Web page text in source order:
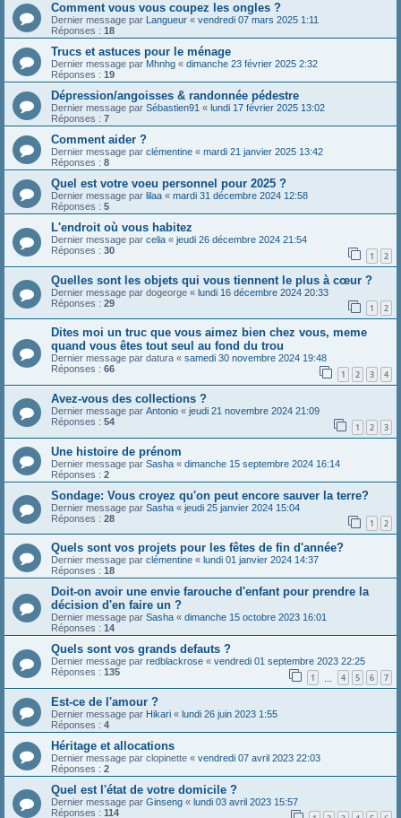
Comment vous vous coupez les ongles ?
Dernier message par Langueur « vendredi 07 mars 2025 1:11
Réponses : 18
Trucs et astuces pour le ménage
Dernier message par Mhnhg « dimanche 23 février 2025 2:32
Réponses : 19
Dépression/angoisses & randonnée pédestre
Dernier message par Sébastien91 « lundi 17 février 2025 13:02
Réponses : 7
Comment aider ?
Dernier message par clémentine « mardi 21 janvier 2025 13:42
Réponses : 8
Quel est votre voeu personnel pour 2025 ?
Dernier message par lilaa « mardi 31 décembre 2024 12:58
Réponses : 5
L'endroit où vous habitez
Dernier message par celia « jeudi 26 décembre 2024 21:54
Réponses : 30 1 2
Quelles sont les objets qui vous tiennent le plus à cœur ?
Dernier message par dogeorge « lundi 16 décembre 2024 20:33
Réponses : 29 1 2
Dites moi un truc que vous aimez bien chez vous, meme
quand vous êtes tout seul au fond du trou
Dernier message par datura « samedi 30 novembre 2024 19:48
Réponses : 66 1 2 3 4
Avez-vous des collections ?
Dernier message par Antonio « jeudi 21 novembre 2024 21:09
Réponses : 54 1 2 3
Une histoire de prénom
Dernier message par Sasha « dimanche 15 septembre 2024 16:14
Réponses : 2
Sondage: Vous croyez qu'on peut encore sauver la terre?
Dernier message par Sasha « jeudi 25 janvier 2024 15:04
Réponses : 28 1 2
Quels sont vos projets pour les fêtes de fin d'année?
Dernier message par clémentine « lundi 01 janvier 2024 14:37
Réponses : 18
Doit-on avoir une envie farouche d'enfant pour prendre la
décision d'en faire un ?
Dernier message par Sasha « dimanche 15 octobre 2023 16:01
Réponses : 14
Quels sont vos grands defauts ?
Dernier message par redblackrose « vendredi 01 septembre 2023 22:25
Réponses : 135 1 4 5 6 7
Est-ce de l'amour ?
Dernier message par Hikari « lundi 26 juin 2023 1:55
Réponses : 4
Héritage et allocations
Dernier message par clopinette « vendredi 07 avril 2023 22:03
Réponses : 2
Quel est l'état de votre domicile ?
Dernier message par Ginseng « lundi 03 avril 2023 15:57
Réponses : 114